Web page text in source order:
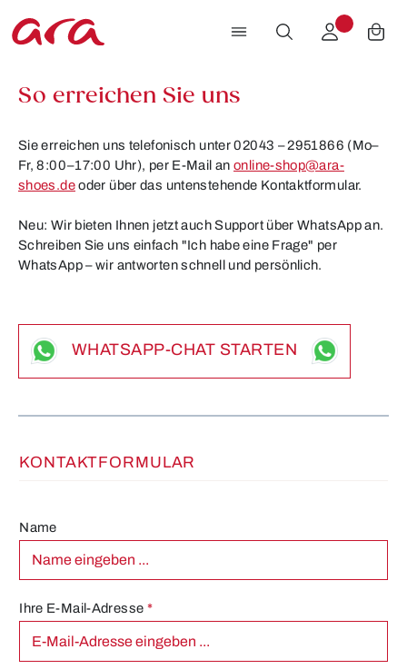
Zum Hauptinhalt springen
So erreichen Sie uns
Sie erreichen uns telefonisch unter02043 – 2951866 (Mo–
Fr, 8:00–17:00 Uhr), per E-Mail anonline-shop@ara-
shoes.deoder über das untenstehende Kontaktformular.
Neu: Wir bieten Ihnen jetzt auch Support über WhatsApp an.
Schreiben Sie uns einfach "Ich habe eine Frage" per
WhatsApp – wir antworten schnell und persönlich.
WHATSAPP-CHAT STARTEN
KONTAKTFORMULAR
Name
Ihre E-Mail-Adresse *